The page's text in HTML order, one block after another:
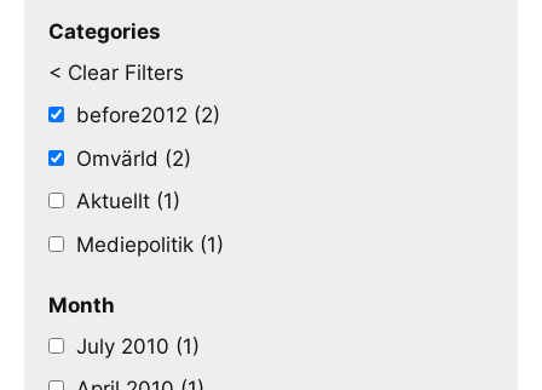
Categories
< Clear Filters
before2012 (2)
Omvärld (2)
Aktuellt (1)
Mediepolitik (1)
Month
July 2010 (1)